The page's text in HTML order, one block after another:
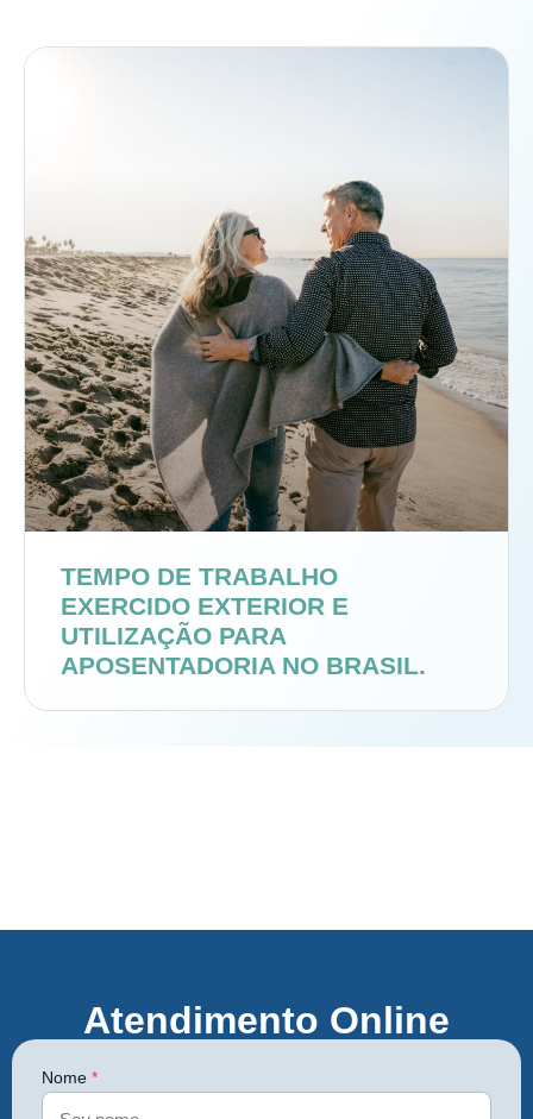
TEMPO DE TRABALHO
EXERCIDO EXTERIOR E
UTILIZAÇÃO PARA
APOSENTADORIA NO BRASIL.
Atendimento Online
Nome *